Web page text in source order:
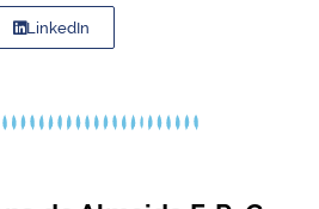
LinkedIn